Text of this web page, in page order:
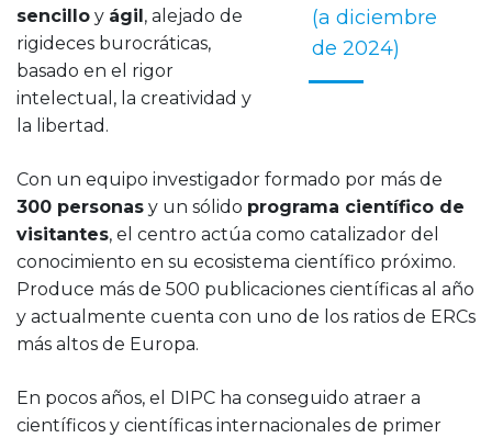
(a diciembre
de 2024)
sencillo y ágil, alejado de
rigideces burocráticas,
basado en el rigor
intelectual, la creatividad y
la libertad.
Con un equipo investigador formado por más de
300 personas y un sólido programa científico de
visitantes, el centro actúa como catalizador del
conocimiento en su ecosistema científico próximo.
Produce más de 500 publicaciones científicas al año
y actualmente cuenta con uno de los ratios de ERCs
más altos de Europa.
En pocos años, el DIPC ha conseguido atraer a
científicos y científicas internacionales de primer